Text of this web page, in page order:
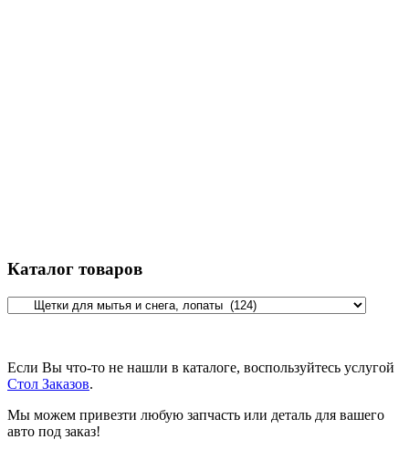
Каталог товаров
Если Вы что-то не нашли в каталоге, воспользуйтесь услугой
Стол Заказов.
Мы можем привезти любую запчасть или деталь для вашего
авто под заказ!